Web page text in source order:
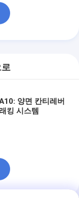
로
양면 칸티레버
킹 시스템